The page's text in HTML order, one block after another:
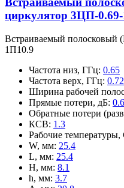
циркулятор 3ЦП-
Встраиваемый полосковый
1П10.9
Частота низ, ГГц: 0.65
Частота верх, ГГц:
Ширина рабочей
Прямые потери, дБ: 0.6
Обратные потери
КСВ: 1.3
Рабочие температуры,
W, мм: 25.4
L, мм: 25.4
H, мм: 8.1
h, мм: 3.7